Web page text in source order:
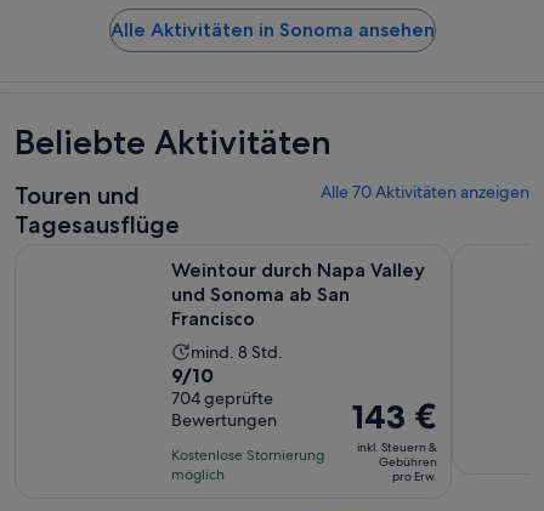
Alle Aktivitäten in Sonoma ansehen
Beliebte Aktivitäten
Touren und
Tagesausflüge
Alle 70 Aktivitäten anzeigen
Weintour durch Napa Valley
und Sonoma ab San
Francisco
Die
Aktivität
dauert
8
Stunden
mind. 8 Std.
9.0
von
10,
basierend
auf
9/10
704 geprüfte
Bewertungen
Kostenlose Stornierung
möglich
Der
Preis
beträgt
143 €
143 €
inkl. Steuern &
Gebühren
pro Erw.